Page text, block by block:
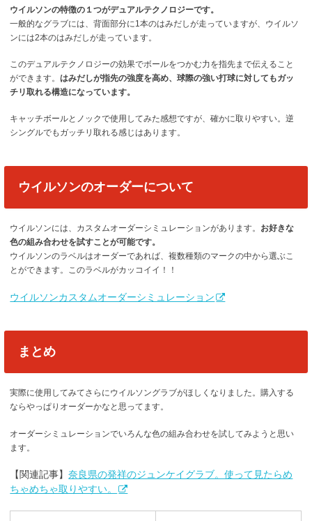
ウイルソンの特徴の１つがデュアルテクノロジーです。
一般的なグラブには、背面部分に1本のはみだしが走っていますが、ウイルソ
ンには2本のはみだしが走っています。
このデュアルテクノロジーの効果でボールをつかむ力を指先まで伝えること
ができます。はみだしが指先の強度を高め、球際の強い打球に対してもガッ
チリ取れる構造になっています。
キャッチボールとノックで使用してみた感想ですが、確かに取りやすい。逆
シングルでもガッチリ取れる感じはあります。
ウイルソンのオーダーについて
ウイルソンには、カスタムオーダーシミュレーションがあります。 お好きな
色の組み合わせを試すことが可能です。
ウイルソンのラベルはオーダーであれば、複数種類のマークの中から選ぶこ
とができます。このラベルがカッコイイ！！
ウイルソンカスタムオーダーシミュレーション
まとめ
実際に使用してみてさらにウイルソングラブがほしくなりました。購入する
ならやっぱりオーダーかなと思ってます。
オーダーシミュレーションでいろんな色の組み合わせを試してみようと思い
ます。
【関連記事】奈良県の発祥のジュンケイグラブ。使って見たらめ
ちゃめちゃ取りやすい。